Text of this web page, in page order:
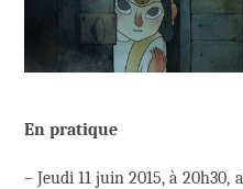
En pratique
– Jeudi 11 juin 2015, à 20h30,